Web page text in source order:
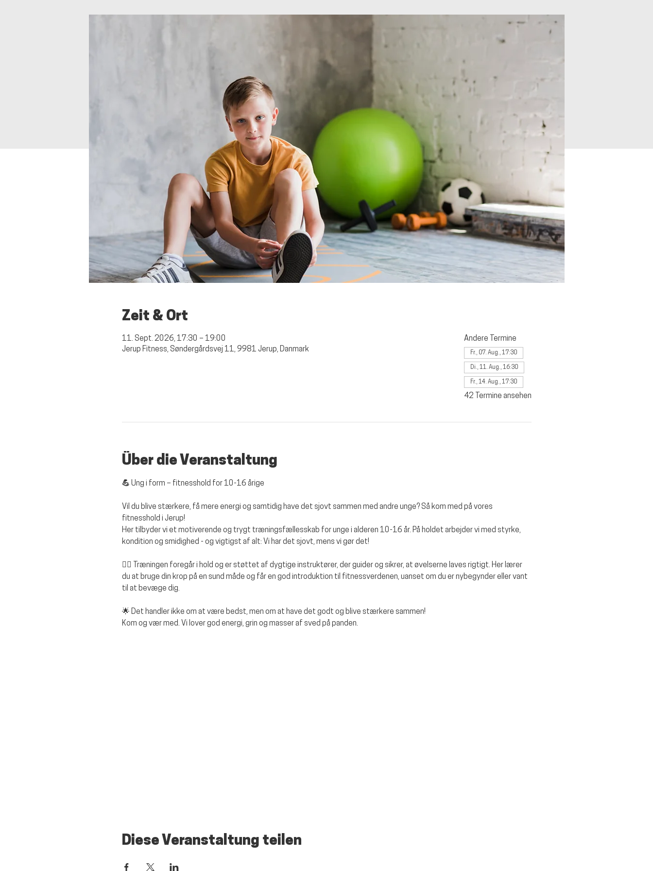
Zeit & Ort
11. Sept. 2026, 17:30 – 19:00
Jerup Fitness, Søndergårdsvej 11, 9981 Jerup, Danmark
Andere Termine
Fr., 07. Aug., 17:30
Di., 11. Aug., 16:30
Fr., 14. Aug., 17:30
42 Termine ansehen
Über die Veranstaltung
💪 Ung i form – fitnesshold for 10-16 årige
Vil du blive stærkere, få mere energi og samtidig have det sjovt sammen med andre unge? Så kom med på vores
fitnesshold i Jerup!
Her tilbyder vi et motiverende og trygt træningsfællesskab for unge i alderen 10-16 år. På holdet arbejder vi med styrke,
kondition og smidighed - og vigtigst af alt: Vi har det sjovt, mens vi gør det!
🏋️‍♂️ Træningen foregår i hold og er støttet af dygtige instruktører, der guider og sikrer, at øvelserne laves rigtigt. Her lærer
du at bruge din krop på en sund måde og får en god introduktion til fitnessverdenen, uanset om du er nybegynder eller vant
til at bevæge dig.
🌟 Det handler ikke om at være bedst, men om at have det godt og blive stærkere sammen!
Kom og vær med. Vi lover god energi, grin og masser af sved på panden.
Diese Veranstaltung teilen